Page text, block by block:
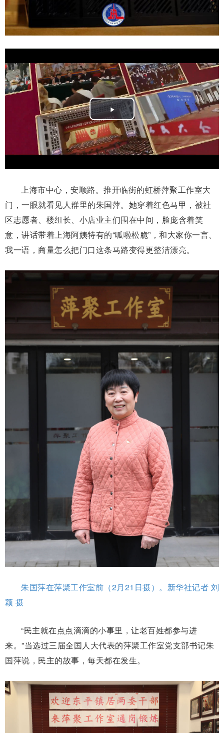
Play
Video
上海市中心，安顺路。推开临街的虹桥萍聚工作室大
门，一眼就看见人群里的朱国萍。她穿着红色马甲，被社
区志愿者、楼组长、小店业主们围在中间，脸庞含着笑
意，讲话带着上海阿姨特有的“呱啦松脆”，和大家你一言、
我一语，商量怎么把门口这条马路变得更整洁漂亮。
朱国萍在萍聚工作室前（2月21日摄）。新华社记者 刘
颖 摄
“民主就在点点滴滴的小事里，让老百姓都参与进
来。”当选过三届全国人大代表的萍聚工作室党支部书记朱
国萍说，民主的故事，每天都在发生。